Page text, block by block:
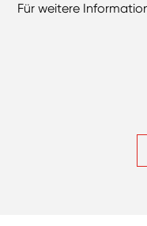
Für weitere